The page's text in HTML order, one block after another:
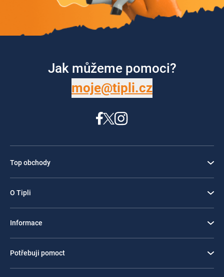
Jak můžeme pomoci?
moje@tipli.cz
Top obchody
O Tipli
Informace
Potřebuji pomoct